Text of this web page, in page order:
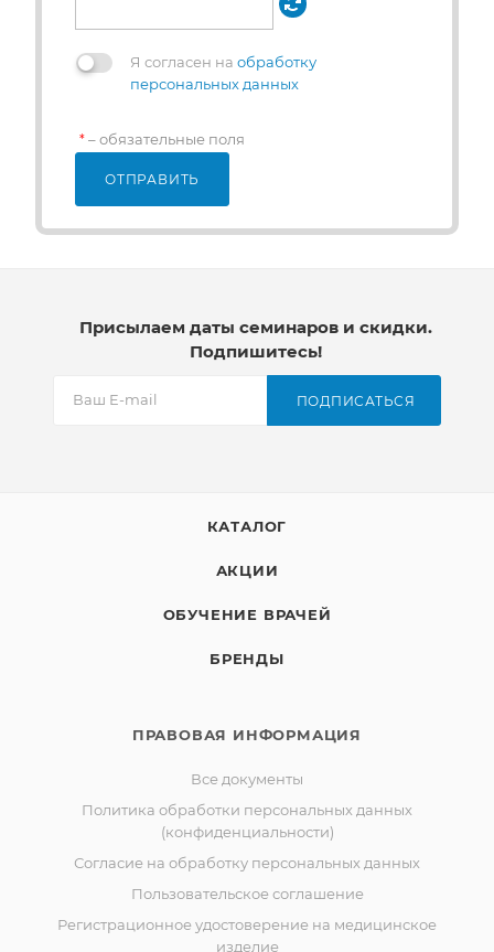
Я согласен на обработку
персональных данных
ОТПРАВИТЬ
* – обязательные поля
Присылаем даты семинаров и скидки.
Подпишитесь!
ПОДПИСАТЬСЯ
КАТАЛОГ
АКЦИИ
ОБУЧЕНИЕ ВРАЧЕЙ
БРЕНДЫ
ПРАВОВАЯ ИНФОРМАЦИЯ
Все документы
Политика обработки персональных данных
(конфиденциальности)
Согласие на обработку персональных данных
Пользовательское соглашение
Регистрационное удостоверение на медицинское
изделие